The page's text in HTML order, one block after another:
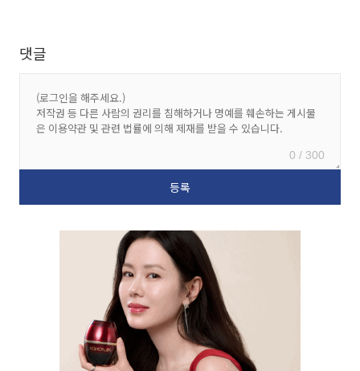
댓글
0 / 300